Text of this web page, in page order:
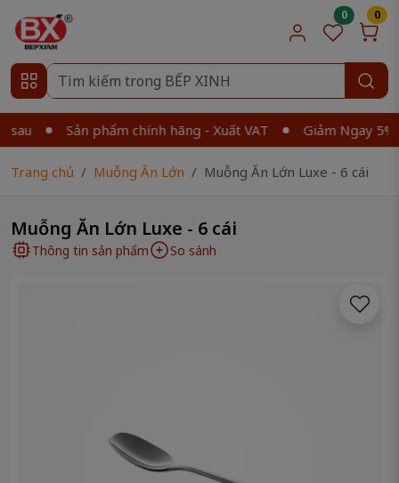
0 0
Sản phẩm chính hãng - Xuất VAT Giảm Ngay 5% khi
Trang chủ Muỗng Ăn Lớn Muỗng Ăn Lớn Luxe - 6 cái
Muỗng Ăn Lớn Luxe - 6 cái
Thông tin sản phẩm So sánh